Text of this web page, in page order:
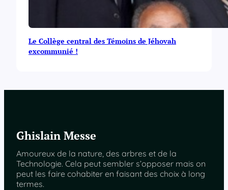
Le Collège central des Témoins de Jéhovah
excommunié !
Ghislain Messe
Amoureux de la nature, des arbres et de la
Technologie. Cela peut sembler s’opposer mais on
peut les faire cohabiter en faisant des choix à long
termes.